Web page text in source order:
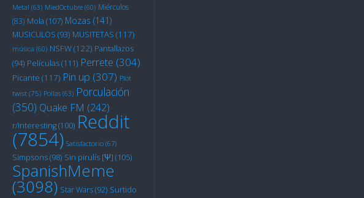
Metal (63) MiedOctubre (60) Miérculos
(83) Mola (107) Mozas (141)
MUSICULOS (93) MUSITETAS (117)
música (60) NSFW(122) Pantallazos
(94) Películas(111) Perrete (304)
Picante (117) Pin up (307) Plot
twist (75) Pollas (63) Porculación
(350) Quake FM (242)
r/Interesting(100) Reddit
(7854) Satisfactorio (67)
Simpsons(98) Sin pirulís [Ψ] (105)
SpanishMeme
(3098) Star Wars(92) Surtido